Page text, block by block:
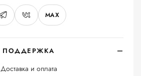
ПОДДЕРЖКА
Доставка и оплата
MAX